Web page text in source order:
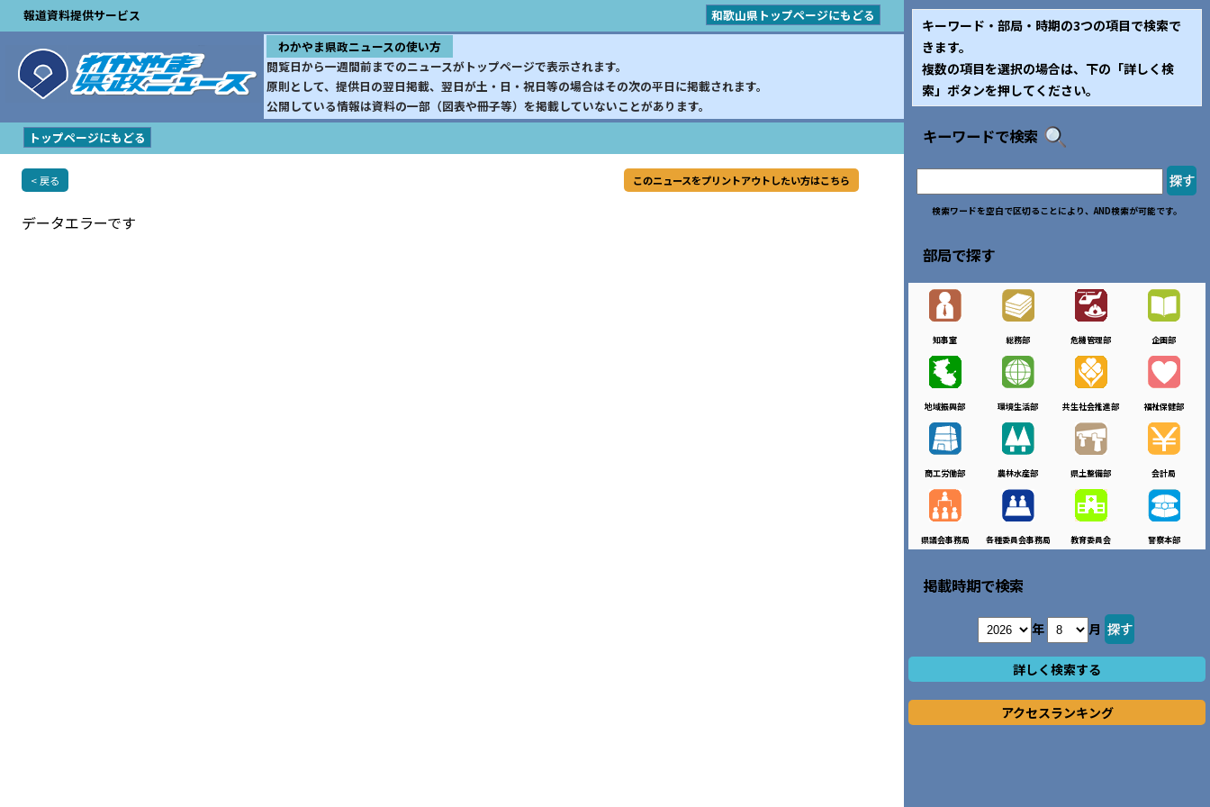
報道資料提供サービス
和歌山県トップページにもどる
わかやま県政ニュースの使い方
閲覧日から一週間前までのニュースがトップページで表示されます。
原則として、提供日の翌日掲載、翌日が土・日・祝日等の場合はその次の平日に掲載されます。
公開している情報は資料の一部（図表や冊子等）を掲載していないことがあります。
トップページにもどる
< 戻る このニュースをプリントアウトしたい方はこちら
データエラーです
キーワード・部局・時期の3つの項目で検索で
きます。
複数の項目を選択の場合は、下の「詳しく検
索」ボタンを押してください。
キーワードで検索
検索ワードを空白で区切ることにより、AND検索が可能です。
部局で探す
知事室 総務部 危機管理部 企画部
地域振興部 環境生活部 共生社会推進部 福祉保健部
商工労働部 農林水産部 県土整備部 会計局
県議会事務局 各種委員会事務局 教育委員会 警察本部
掲載時期で検索
年 月
詳しく検索する
アクセスランキング